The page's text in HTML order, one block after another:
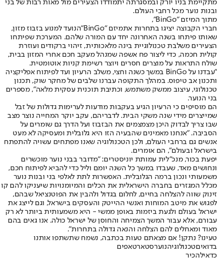
מתקיימת בניו יורק ובמסגרתה יתמודדו הצעירים מול מאות רבות של בני
ובנות נוער מכל רחבי העולם.
מתוך המיזם "BinGo",
חברי הקבוצה יציגו בתחרות אתמיזם "BinGo"
הנועד למנוע בזבוז מזון,
שאותו פיתחו בשנה האחרונה יחד עם המורה שלהם. המערכת שפיתחו
הצעירים משלבת טכנולוגיית בינה מלאכותית, זיהוי ברקודים ועוזרת
קולית חכמה, כדי ליצור פח אשפה שמנהל מעקב חכם אחרי המזון בבית,
שולח התראות על מוצרים חסרים ויוצר רשימת קניות אוטומטית.
"עבדנו על BinGo במשך כשנה וחצי, משלב הרעיון ועד לפיתוח אפליקציה
ותכנון אב טיפוס. במהלך התקופה עברנו שלבים של מחקר שוק, תכנון
טכנולוגי, עיצוב ממשק משתמש, וכתיבת תוכנית עסקית מלאה", מספרים
בני הנוער.
הם מוסיפים כי הרעיון הגיע בעקבות מודעות לערימות גדולות של זבל
שמייצרים מידי שנה משקי הבית. לדבריהם, עקב יוקר המחייה נוצר מצב
שבו צריך לבדוק היכן מצמצמים את הבזבוז ועל הדרך גם שומרים על
הסביבה. "אנחנו מאמינים שהבעיה הזו היא גלובלית ומעסיקה לא מעט
אנשים גם ברחבי העולם, ולכן הטכנולוגיה שאנו מפתחים עשויה להתפתח
בישראל ובעולם", הם אומרים.
יפעת בכור, מנכ"לית עמותת יוניסטרים: "מדובר בבני נוער מוכשרים
ונחושים מאד, שעבדו במשך כל השנה יומם וליל כדי להביא לפיתוח חכם,
משמעותי ונכון ברמה הגלובלית. האפשרות לתת לאלפי בני ובנות נוער
מכלל המגזרים בחברה הישראלית את הכלים והמיומנויות שיעניקו להם קו
זינוק שווה להצלחה בחיים, לחלום בגדול ולהבין את הפוטנציאל שבהם,
לפגוש את מיטב המוחות ואנשי ההייטק והעסקים בישראל, וגם לייצג את
ישראל בעולם ולגעת ביזמות באופן ממשי - היא משמעותית ביותר לא רק
עבורם, אלא עבור המשך הצמיחה והחוסן של ישראל כולה. אנו גאים בהם
מאוד ומאחלים להם הצלחה והנאה גדולה בתחרות".
טעינו? נתקן! אם מצאתם טעות בכתבה, נשמח שתשתפו אותנו
בדואיםטכנולוגיהנוערסטארטאפים
כדאילהכיר